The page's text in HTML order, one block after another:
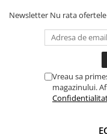
Invertoare auto
Lumini Ambientale
Testere auto
Pompe transfer
Newsletter Nu rata
Vreau sa
magazinului.